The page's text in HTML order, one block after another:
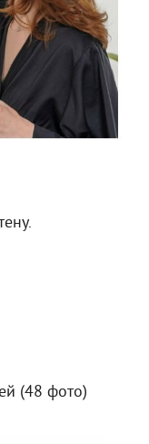
(48 фото)